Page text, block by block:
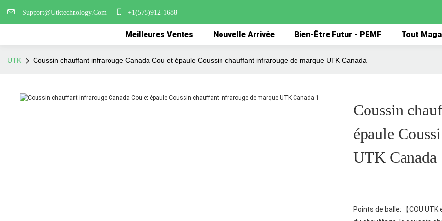
Support@Utktechnology.Com +1(575)912-1688
Meilleures Ventes Nouvelle Arrivée Bien-Être Futur - PEMF Tout
UTK Coussin chauffant infrarouge Canada Cou et épaule Coussin chauffant infrarouge de marque UTK Canada
Coussin
épaule
UTK Canada
Points de balle: 【COU UTK